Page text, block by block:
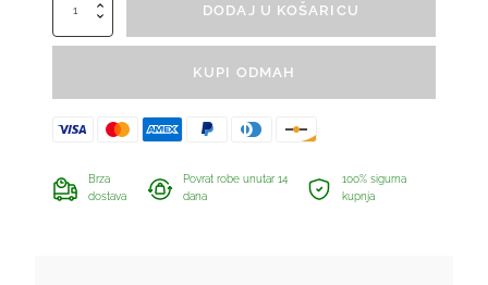
Shires
DODAJ U KOŠARICU
KUPI ODMAH
Brza
dostava
Povrat robe unutar 14
dana
100% sigurna
kupnja